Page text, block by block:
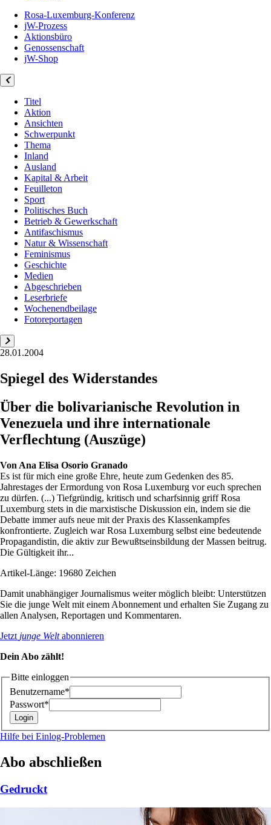
Rosa-Luxemburg-Konferenz
jW-Prozess
Aktionsbüro
Genossenschaft
jW-Shop
Titel
Aktion
Ansichten
Schwerpunkt
Thema
Inland
Ausland
Kapital & Arbeit
Feuilleton
Sport
Politisches Buch
Betrieb & Gewerkschaft
Antifaschismus
Natur & Wissenschaft
Feminismus
Geschichte
Medien
Abgeschrieben
Leserbriefe
Wochenendbeilage
Fotoreportagen
28.01.2004
Spiegel des Widerstandes
Über die bolivarianische Revolution in
Venezuela und ihre internationale
Verflechtung (Auszüge)
Von Ana Elisa Osorio Granado
Es ist für mich eine große Ehre, heute zum Gedenken des 85.
Jahrestages der Ermordung von Rosa Luxemburg vor euch sprechen
zu dürfen. (...) Tiefgründig, kritisch und scharfsinnig griff Rosa
Luxemburg stets in die marxistische Diskussion ein, indem sie die
Debatte immer aufs neue mit der Praxis des Klassenkampfes
konfrontierte. Zugleich war Rosa Luxemburg selbst eine bedeutende
Propagandistin, die aktiv zur Bewußtseinsbildung der Massen beitrug.
Die Gültigkeit ihr...
Artikel-Länge: 19680 Zeichen
Damit unabhängiger Journalismus weiter möglich bleibt: Unterstützen
Sie die junge Welt mit einem Abonnement und erhalten Sie Zugang zu
allen Analysen, Reportagen und Kommentaren.
Jetzt junge Weltabonnieren
Dein Abo zählt!
Bitte einloggen
Benutzername*
Passwort*
Hilfe bei Einlog-Problemen
Abo abschließen
Gedruckt